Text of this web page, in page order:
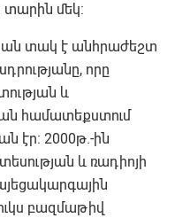
տարին մեկ:
տակ է անհրաժեշտ
որը
և
համատեքստում
էր: 2000թ.-ին
և ռադիոյի
բազմաթիվ